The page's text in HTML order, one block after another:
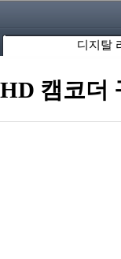
디지탈
HD 캠코더